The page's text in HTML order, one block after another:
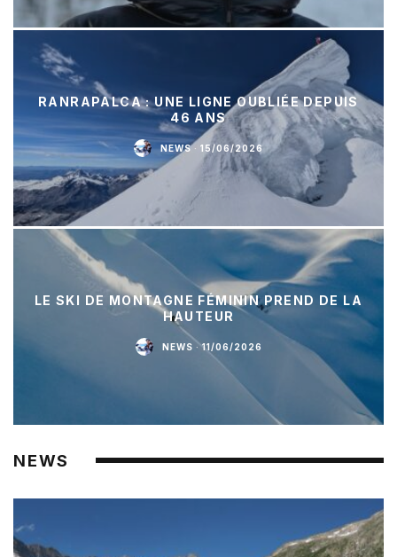
RANRAPALCA : UNE LIGNE OUBLIÉE DEPUIS
46 ANS
NEWS · 15/06/2026
LE SKI DE MONTAGNE FÉMININ PREND DE LA
HAUTEUR
NEWS · 11/06/2026
NEWS